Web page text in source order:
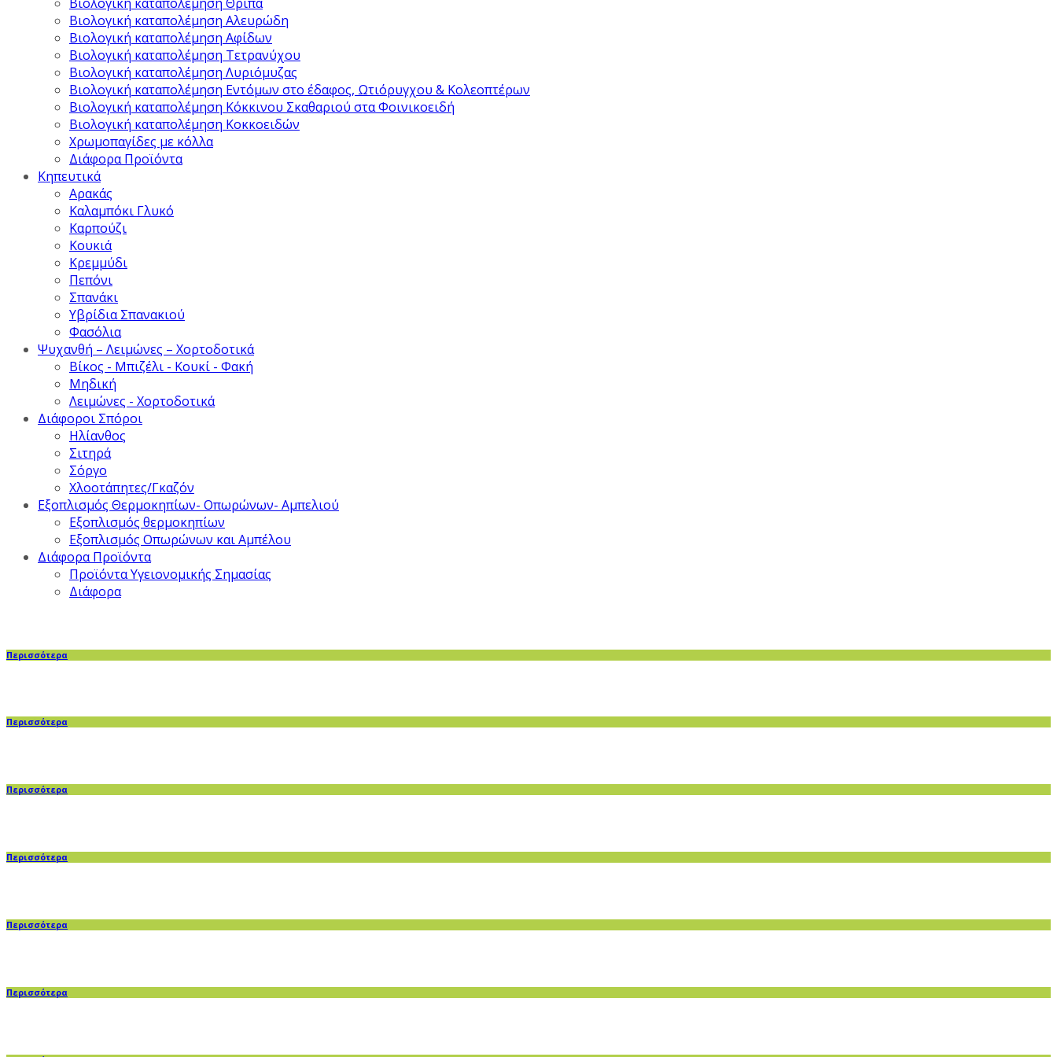
Βιολογική καταπολέμηση Αλευρώδη
Βιολογική καταπολέμηση Αφίδων
Βιολογική καταπολέμηση Τετρανύχου
Βιολογική καταπολέμηση Λυριόμυζας
Βιολογική καταπολέμηση Εντόμων στο έδαφος, Ωτιόρυγχου & Κολεοπτέρων
Βιολογική καταπολέμηση Κόκκινου Σκαθαριού στα Φοινικοειδή
Βιολογική καταπολέμηση Κοκκοειδών
Χρωμοπαγίδες με κόλλα
Διάφορα Προϊόντα
Κηπευτικά
Αρακάς
Καλαμπόκι Γλυκό
Καρπούζι
Κουκιά
Κρεμμύδι
Πεπόνι
Σπανάκι
Υβρίδια Σπανακιού
Φασόλια
Ψυχανθή – Λειμώνες – Χορτοδοτικά
Βίκος - Μπιζέλι - Κουκί - Φακή
Μηδική
Λειμώνες - Χορτοδοτικά
Διάφοροι Σπόροι
Ηλίανθος
Σιτηρά
Σόργο
Χλοοτάπητες/Γκαζόν
Εξοπλισμός Θερμοκηπίων- Οπωρώνων- Αμπελιού
Εξοπλισμός θερμοκηπίων
Εξοπλισμός Οπωρώνων και Αμπέλου
Διάφορα Προϊόντα
Προϊόντα Υγειονομικής Σημασίας
Διάφορα
Περισσότερα
Περισσότερα
Περισσότερα
Περισσότερα
Περισσότερα
Περισσότερα